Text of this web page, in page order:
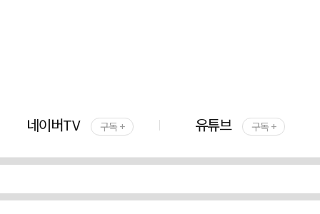
네이버TV 구독 + 유튜브 구독 +